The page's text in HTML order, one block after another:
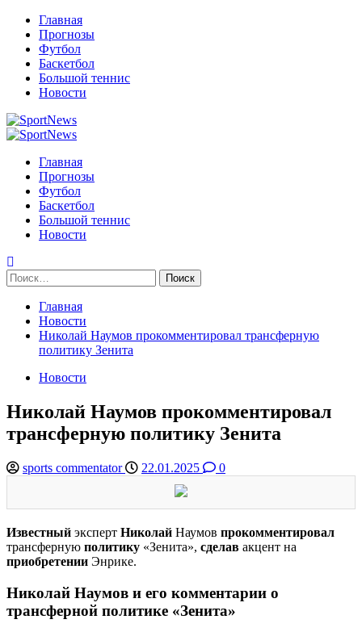
Перейти
содержимому
Главная
Прогнозы
Футбол
Баскетбол
Большой теннис
Новости
Primary
Главная
Прогнозы
Футбол
Баскетбол
Большой теннис
Новости
Найти:
Главная
Новости
Николай Наумов прокомментировал трансферную
политику Зенита
Новости
Николай Наумов прокомментировал
трансферную политику Зенита
sports commentator 22.01.2025 0
Известный эксперт Николай Наумов прокомментировал
трансферную политику «Зенита», сделав акцент на
приобретении Энрике.
Николай Наумов и его комментарии о
трансферной политике «Зенита»